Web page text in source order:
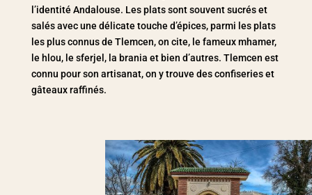
l’identité Andalouse. Les plats sont souvent sucrés et
salés avec une délicate touche d’épices, parmi les plats
les plus connus de Tlemcen, on cite, le fameux mhamer,
le hlou, le sferjel, la brania et bien d’autres. Tlemcen est
connu pour son artisanat, on y trouve des confiseries et
gâteaux raffinés.